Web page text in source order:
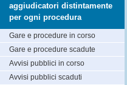
aggiudicatori distintamente
per ogni procedura
Gare e procedure in corso
Gare e procedure scadute
Avvisi pubblici in corso
Avvisi pubblici scaduti